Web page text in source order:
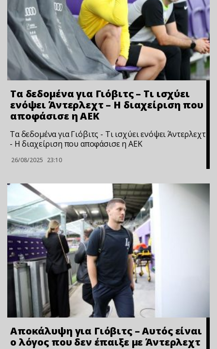
Τα δεδομένα για Γιόβιτς – Τι ισχύει
ενόψει Άντερλεχτ – Η διαχείριση που
αποφάσισε η ΑΕΚ
Τα δεδομένα για Γιόβιτς - Τι ισχύει ενόψει Άντερλεχτ
- Η διαχείριση που αποφάσισε η ΑΕΚ
26/08/2025 23:10
Aποκάλυψη για Γιόβιτς – Αυτός είναι
ο λόγος που δεν έπαιξε με Άντερλεχτ